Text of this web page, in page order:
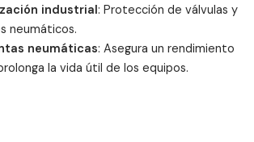
industrial: Protección de válvulas y
neumáticos.
neumáticas: Asegura un rendimiento
la vida útil de los equipos.